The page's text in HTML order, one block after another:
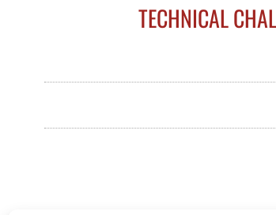
TECHNICAL